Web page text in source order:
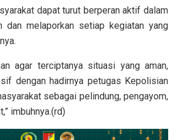
dapat turut berperan aktif dalam
dan melaporkan setiap kegiatan yang
agar terciptanya situasi yang aman,
dengan hadirnya petugas Kepolisian
sebagai pelindung, pengayom,
imbuhnya.(rd)